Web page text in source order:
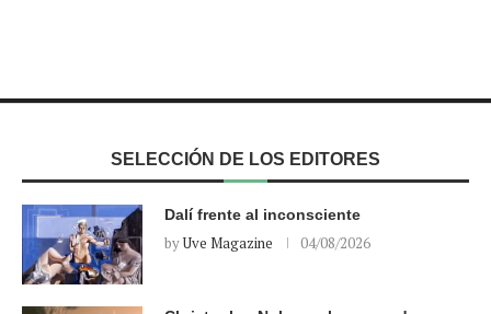
SELECCIÓN DE LOS EDITORES
Dalí frente al inconsciente
byUve Magazine 04/08/2026